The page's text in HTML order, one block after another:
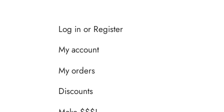
Log in or Register
My account
My orders
Discounts